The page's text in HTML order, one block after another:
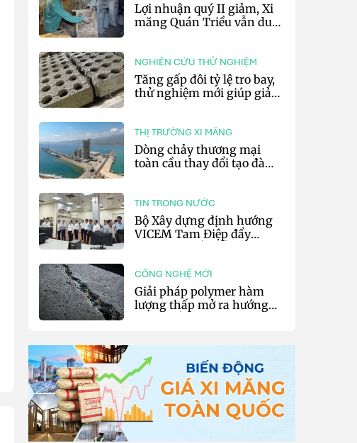
Lợi nhuận quý II giảm, Xi
măng Quán Triều vẫn duy
NGHIÊN CỨU THỬ NGHIỆM
Tăng gấp đôi tỷ lệ tro bay,
thử nghiệm mới giúp giảm
THỊ TRƯỜNG XI MĂNG
Dòng chảy thương mại
toàn cầu thay đổi tạo đà
TIN TRONG NƯỚC
Bộ Xây dựng định hướng
VICEM Tam Điệp đẩy
CÔNG NGHỆ MỚI
Giải pháp polymer hàm
lượng thấp mở ra hướng